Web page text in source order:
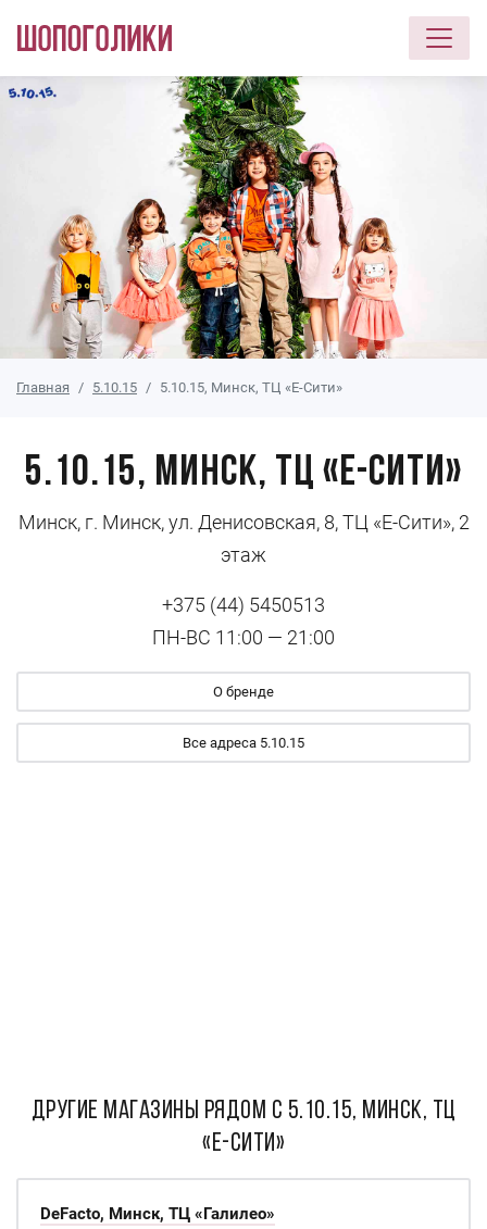
Перейти к основному содержанию
Главная 5.10.15 5.10.15, Минск, ТЦ «Е-Сити»
5.10.15, Минск, ТЦ «Е-Сити»
Минск, г. Минск, ул. Денисовская, 8, ТЦ «Е-Сити», 2
этаж
+375 (44) 5450513
ПН-ВС 11:00 — 21:00
О бренде
Все адреса 5.10.15
ДРУГИЕ МАГАЗИНЫ РЯДОМ С 5.10.15, Минск, ТЦ
«Е-Сити»
DeFacto, Минск, ТЦ «Галилео»